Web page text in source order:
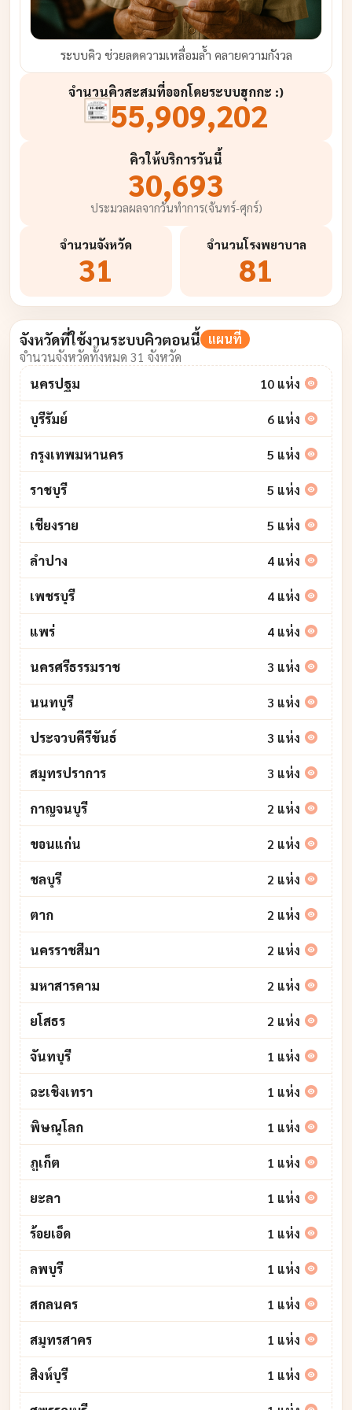
ระบบคิว ช่วยลดความเหลื่อมล้ำ คลายความกังวล
จำนวนคิวสะสมที่ออกโดยระบบฮุกกะ :)
55,909,202
คิวให้บริการวันนี้
30,693
ประมวลผลจากวันทำการ(จันทร์-ศุกร์)
จำนวนจังหวัด
31
จำนวนโรงพยาบาล
81
จังหวัดที่ใช้งานระบบคิวตอนนี้ แผนที่
จำนวนจังหวัดทั้งหมด 31 จังหวัด
นครปฐม
10 แห่ง
บุรีรัมย์ 6 แห่ง
กรุงเทพมหานคร 5 แห่ง
ราชบุรี 5 แห่ง
เชียงราย 5 แห่ง
ลำปาง 4 แห่ง
เพชรบุรี 4 แห่ง
แพร่ 4 แห่ง
นครศรีธรรมราช 3 แห่ง
นนทบุรี 3 แห่ง
ประจวบคีรีขันธ์ 3 แห่ง
สมุทรปราการ 3 แห่ง
กาญจนบุรี 2 แห่ง
ขอนแก่น 2 แห่ง
ชลบุรี 2 แห่ง
ตาก 2 แห่ง
นครราชสีมา 2 แห่ง
มหาสารคาม 2 แห่ง
ยโสธร 2 แห่ง
จันทบุรี 1 แห่ง
ฉะเชิงเทรา 1 แห่ง
พิษณุโลก 1 แห่ง
ภูเก็ต 1 แห่ง
ยะลา 1 แห่ง
ร้อยเอ็ด 1 แห่ง
ลพบุรี 1 แห่ง
สกลนคร 1 แห่ง
สมุทรสาคร 1 แห่ง
สิงห์บุรี 1 แห่ง